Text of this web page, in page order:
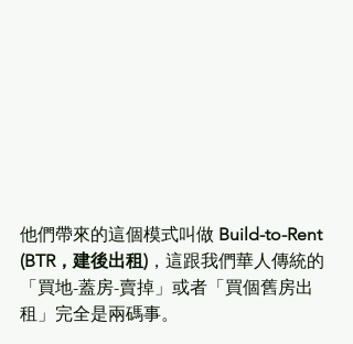
他們帶來的這個模式叫做 Build-to-Rent
(BTR，建後出租) ，這跟我們華人傳統的
「買地-蓋房-賣掉」或者「買個舊房出
租」完全是兩碼事。